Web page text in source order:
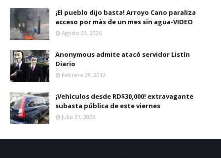
¡El pueblo dijo basta! Arroyo Cano paraliza
acceso por màs de un mes sin agua-VIDEO
Agosto 03, 2026
Anonymous admite atacó servidor Listín
Diario
Febrero 28, 2012
¡Vehìculos desde RD$30,000! extravagante
subasta pública de este viernes
Julio 31, 2026